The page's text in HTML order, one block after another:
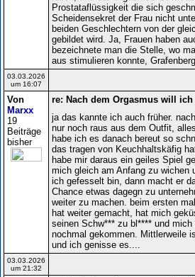
Prostataflüssigkeit die sich
Scheidensekret der Frau nicht
beiden Geschlechtern von der
gebildet wird. Ja, Frauen haben
bezeichnete man die Stelle, wo
aus stimulieren konnte,
03.03.2026
um 16:07
Von
Marxx
19
Beiträge
bisher
re: Nach dem Orgasmus will
ja das kannte ich auch früher.
nur noch raus aus dem Outfit,
habe ich es danach bereut so
das tragen von Keuchhaltskäfig
habe mir daraus ein geiles Spiel
mich gleich am Anfang zu wichen
ich gefesselt bin, dann macht er
Chance etwas dagegn zu
weiter zu machen. beim ersten
hat weiter gemacht, hat mich
seinen Schw*** zu bl**** und
nochmal gekommen. Mittlerweile
und ich genisse es....
03.03.2026
um 21:32